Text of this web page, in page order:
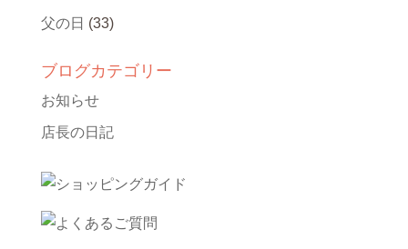
父の日 (33)
ブログカテゴリー
お知らせ
店長の日記